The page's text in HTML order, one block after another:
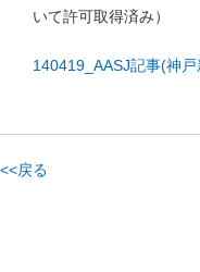
いて許可取得済み）
140419_AASJ記事(神
<<戻る